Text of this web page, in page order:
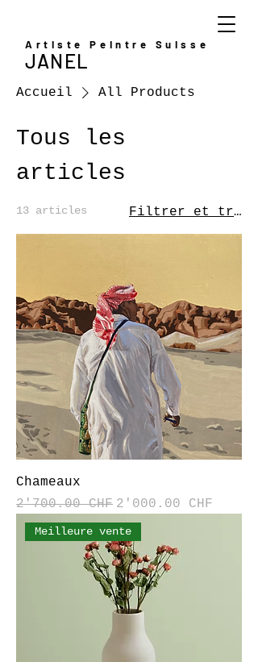
JANEL
Artiste Peintre Suisse
Accueil All Products
Tous les
articles
13 articles Filtrer et trier
Chameaux
Prix original
2'700.00 CHF Prix promotionnel
2'000.00 CHF
Meilleure vente